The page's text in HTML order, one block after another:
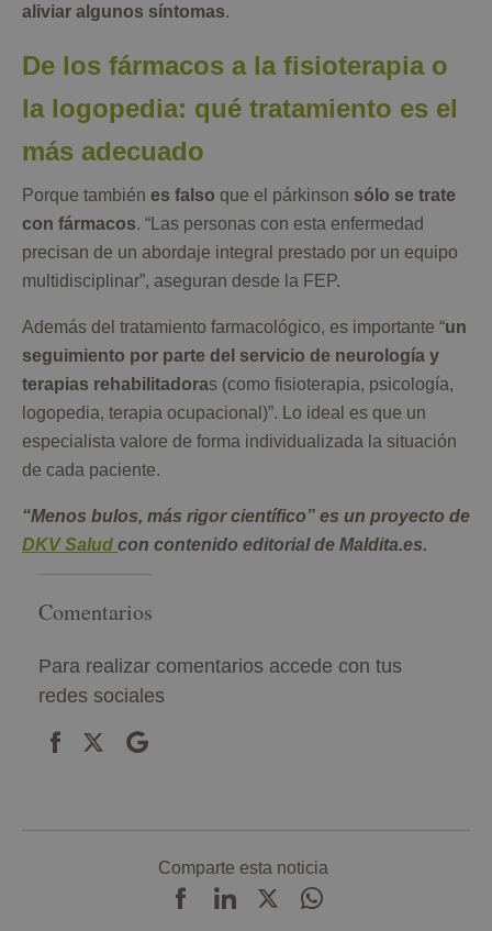
aliviar algunos síntomas.
De los fármacos a la fisioterapia o
la logopedia: qué tratamiento es el
más adecuado
Porque también es falso que el párkinson sólo se trate
con fármacos. “Las personas con esta enfermedad
precisan de un abordaje integral prestado por un equipo
multidisciplinar”, aseguran desde la FEP.
Además del tratamiento farmacológico, es importante “un
seguimiento por parte del servicio de neurología y
terapias rehabilitadoras (como fisioterapia, psicología,
logopedia, terapia ocupacional)”. Lo ideal es que un
especialista valore de forma individualizada la situación
de cada paciente.
“Menos bulos, más rigor científico” es un proyecto de
DKV Salud con contenido editorial de Maldita.es.
Comentarios
Para realizar comentarios accede con tus
redes sociales
Comparte esta noticia